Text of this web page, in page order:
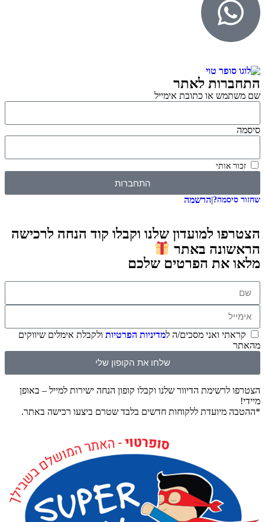
התחברות לאתר
שם משתמש או כתובת אימייל
סיסמה
זכור אותי
התחברות
שחזור סיסמה?|הרשמה
הצטרפו למועדון שלנו וקבלו קוד הנחה לרכישה
הראשונה באתר
מלאו את הפרטים שלכם
קראתי ואני מסכים/ה למדיניות הפרטיות ולקבלת אימלים שיווקים
מהאתר
שלחו את הקופון שלי
הצטרפו לרשימת הדיוור שלנו וקבלו קופון הנחה ישירות למייל – באופן
מיידי!
*ההטבה מיועדת ללקוחות חדשים בלבד שטרם ביצעו רכישה באתר.